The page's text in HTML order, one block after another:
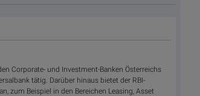
Corporate- und Investment-Banken Österreichs
tätig. Darüber hinaus bietet der RBI-
zum Beispiel in den Bereichen Leasing, Asset